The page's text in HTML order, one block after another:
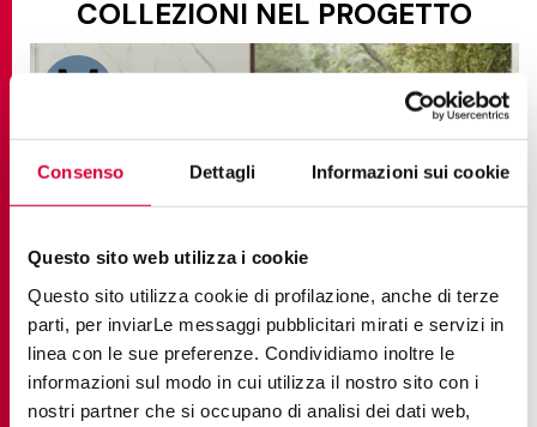
Consenso Dettagli Informazioni sui cookie
Questo sito web utilizza i cookie
Questo sito utilizza cookie di profilazione, anche di terze
parti, per inviarLe messaggi pubblicitari mirati e servizi in
linea con le sue preferenze. Condividiamo inoltre le
informazioni sul modo in cui utilizza il nostro sito con i
nostri partner che si occupano di analisi dei dati web,
COLLEZIONI NEL PROGETTO